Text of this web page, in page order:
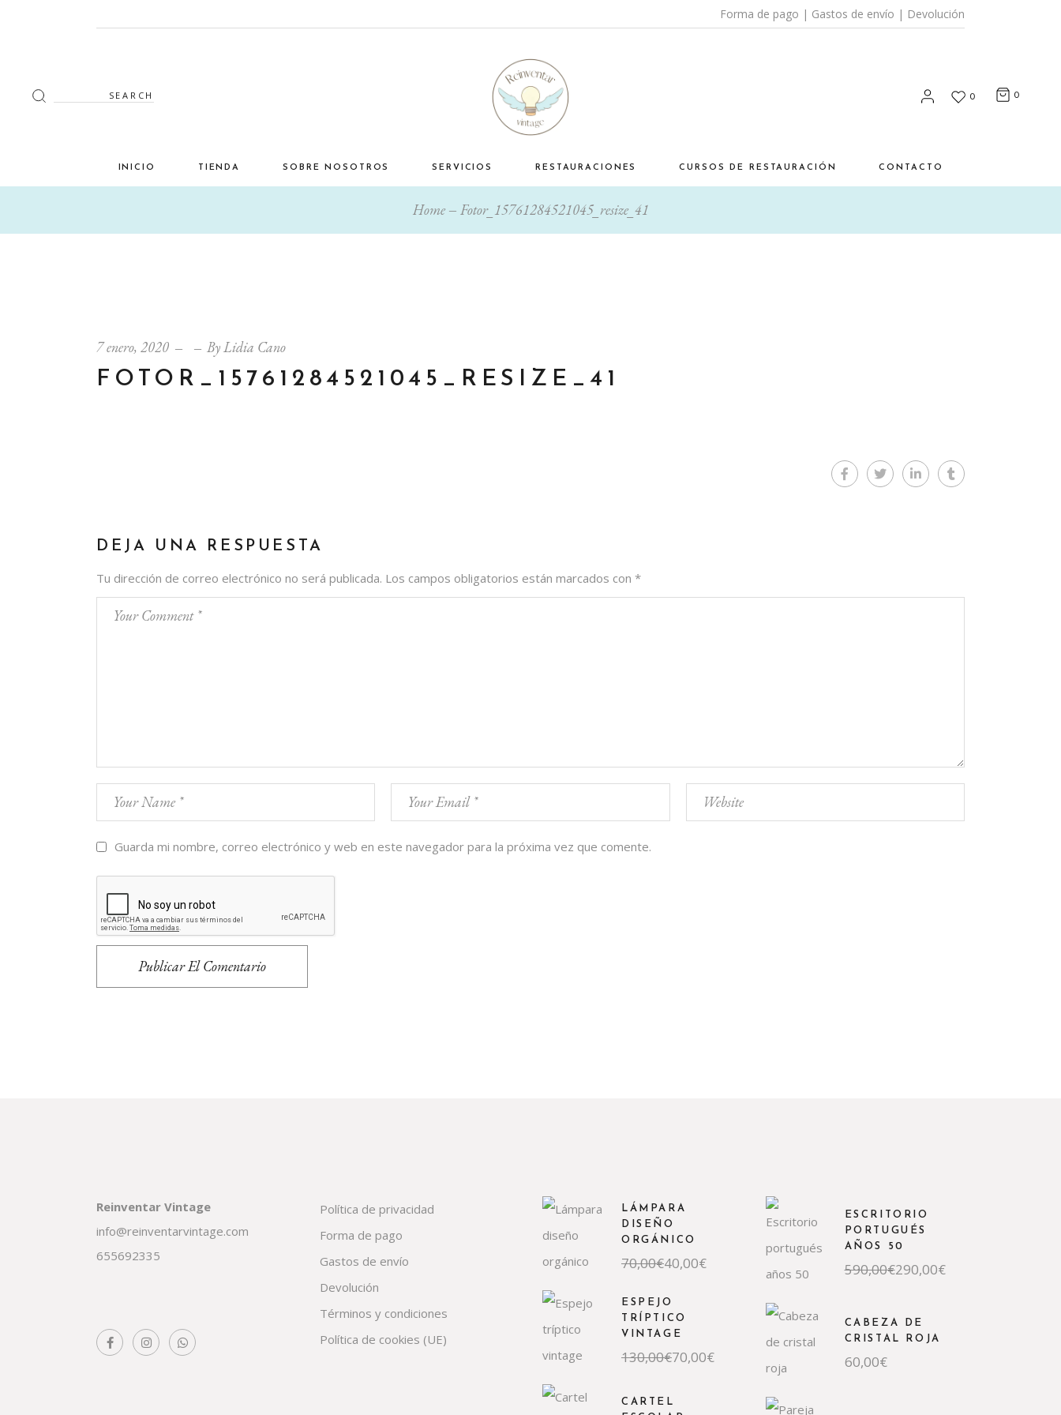
Forma de pago | Gastos de envío | Devolución
Search
for: 0 0
INICIO TIENDA
Verano en tu terraza
SOBRE NOSOTROS SERVICIOS RESTAURACIONES CURSOS DE RESTAURACIÓN CONTACTO
Home Fotor_15761284521045_resize_41
7 enero, 2020 ByLidia Cano
FOTOR_15761284521045_RESIZE_41
DEJA UNA RESPUESTA
Tu dirección de correo electrónico no será publicada. Los campos obligatorios están marcados con *
Guarda mi nombre, correo electrónico y web en este navegador para la próxima vez que comente.
Publicar El Comentario
Reinventar Vintage
info@reinventarvintage.com
655692335
Política de privacidad
Forma de pago
Gastos de envío
Devolución
Términos y condiciones
Política de cookies (UE)
LÁMPARA
DISEÑO
ORGÁNICO
70,00€
El
precio
era:
70,00€.
40,00€
El
precio
es:
40,00€.
ESPEJO
TRÍPTICO
VINTAGE
130,00€
El
precio
era:
130,00€.
70,00€
El
precio
es:
70,00€.
CARTEL
ESCRITORIO
PORTUGUÉS
AÑOS 50
590,00€
El
precio
590,00€.
290,00€
El
precio
290,00€.
CABEZA DE
CRISTAL ROJA
60,00€